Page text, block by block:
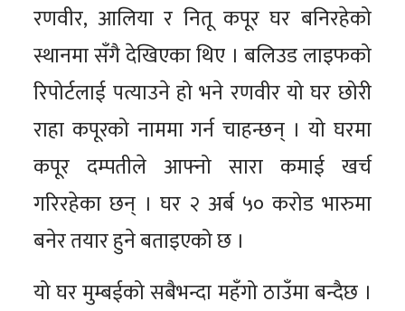
रणवीर, आलिया र नितू कपूर घर बनिरहेको
स्थानमा सँगै देखिएका थिए । बलिउड लाइफको
रिपोर्टलाई पत्याउने हो भने रणवीर यो घर छोरी
राहा कपूरको नाममा गर्न चाहन्छन् । यो घरमा
कपूर दम्पतीले आफ्नो सारा कमाई खर्च
गरिरहेका छन् । घर २ अर्ब ५० करोड भारुमा
बनेर तयार हुने बताइएको छ ।
यो घर मुम्बईको सबैभन्दा महँगो ठाउँमा बन्दैछ ।